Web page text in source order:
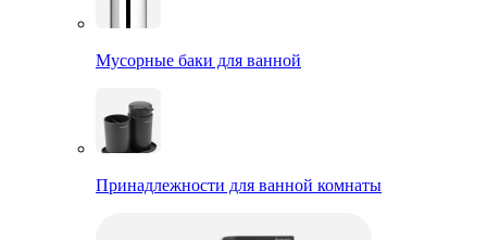
Мусорные баки для ванной
Принадлежности для ванной комнаты